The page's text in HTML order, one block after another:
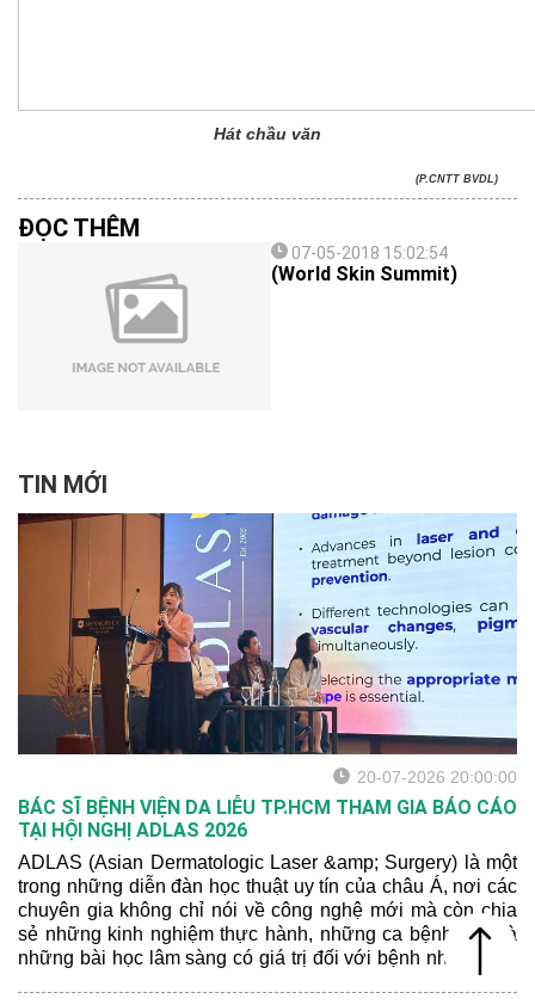
Hát chầu văn
(P.CNTT BVDL)
ĐỌC THÊM
07-05-2018 15:02:54
(World Skin Summit)
TIN MỚI
20-07-2026 20:00:00
BÁC SĨ BỆNH VIỆN DA LIỄU TP.HCM THAM GIA BÁO CÁO
TẠI HỘI NGHỊ ADLAS 2026
ADLAS (Asian Dermatologic Laser &amp; Surgery) là một
trong những diễn đàn học thuật uy tín của châu Á, nơi các
chuyên gia không chỉ nói về công nghệ mới mà còn chia
sẻ những kinh nghiệm thực hành, những ca bệnh khó và
những bài học lâm sàng có giá trị đối với bệnh nhân châu